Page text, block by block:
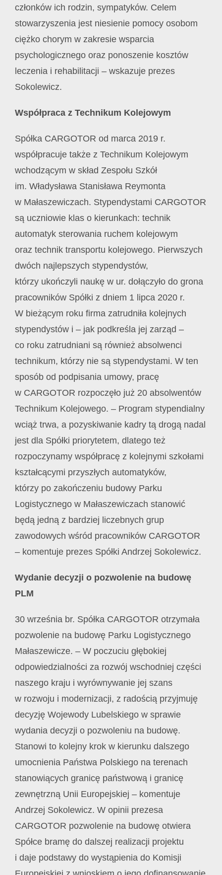
członków ich rodzin, sympatyków. Celem
stowarzyszenia jest niesienie pomocy osobom
ciężko chorym w zakresie wsparcia
psychologicznego oraz ponoszenie kosztów
leczenia i rehabilitacji – wskazuje prezes
Sokolewicz.
Współpraca z Technikum Kolejowym
Spółka CARGOTOR od marca 2019 r.
współpracuje także z Technikum Kolejowym
wchodzącym w skład Zespołu Szkół
im. Władysława Stanisława Reymonta
w Małaszewiczach. Stypendystami CARGOTOR
są uczniowie klas o kierunkach: technik
automatyk sterowania ruchem kolejowym
oraz technik transportu kolejowego. Pierwszych
dwóch najlepszych stypendystów,
którzy ukończyli naukę w ur. dołączyło do grona
pracowników Spółki z dniem 1 lipca 2020 r.
W bieżącym roku firma zatrudniła kolejnych
stypendystów i – jak podkreśla jej zarząd –
co roku zatrudniani są również absolwenci
technikum, którzy nie są stypendystami. W ten
sposób od podpisania umowy, pracę
w CARGOTOR rozpoczęło już 20 absolwentów
Technikum Kolejowego. – Program stypendialny
wciąż trwa, a pozyskiwanie kadry tą drogą nadal
jest dla Spółki priorytetem, dlatego też
rozpoczynamy współpracę z kolejnymi szkołami
kształcącymi przyszłych automatyków,
którzy po zakończeniu budowy Parku
Logistycznego w Małaszewiczach stanowić
będą jedną z bardziej liczebnych grup
zawodowych wśród pracowników CARGOTOR
– komentuje prezes Spółki Andrzej Sokolewicz.
Wydanie decyzji o pozwolenie na budowę
PLM
30 września br. Spółka CARGOTOR otrzymała
pozwolenie na budowę Parku Logistycznego
Małaszewicze. – W poczuciu głębokiej
odpowiedzialności za rozwój wschodniej części
naszego kraju i wyrównywanie jej szans
w rozwoju i modernizacji, z radością przyjmuję
decyzję Wojewody Lubelskiego w sprawie
wydania decyzji o pozwoleniu na budowę.
Stanowi to kolejny krok w kierunku dalszego
umocnienia Państwa Polskiego na terenach
stanowiących granicę państwową i granicę
zewnętrzną Unii Europejskiej – komentuje
Andrzej Sokolewicz. W opinii prezesa
CARGOTOR pozwolenie na budowę otwiera
Spółce bramę do dalszej realizacji projektu
i daje podstawy do wystąpienia do Komisji